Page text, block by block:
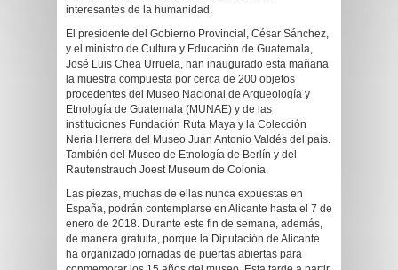
interesantes de la humanidad.
El presidente del Gobierno Provincial, César Sánchez,
y el ministro de Cultura y Educación de Guatemala,
José Luis Chea Urruela, han inaugurado esta mañana
la muestra compuesta por cerca de 200 objetos
procedentes del Museo Nacional de Arqueología y
Etnología de Guatemala (MUNAE) y de las
instituciones Fundación Ruta Maya y la Colección
Neria Herrera del Museo Juan Antonio Valdés del país.
También del Museo de Etnología de Berlín y del
Rautenstrauch Joest Museum de Colonia.
Las piezas, muchas de ellas nunca expuestas en
España, podrán contemplarse en Alicante hasta el 7 de
enero de 2018. Durante este fin de semana, además,
de manera gratuita, porque la Diputación de Alicante
ha organizado jornadas de puertas abiertas para